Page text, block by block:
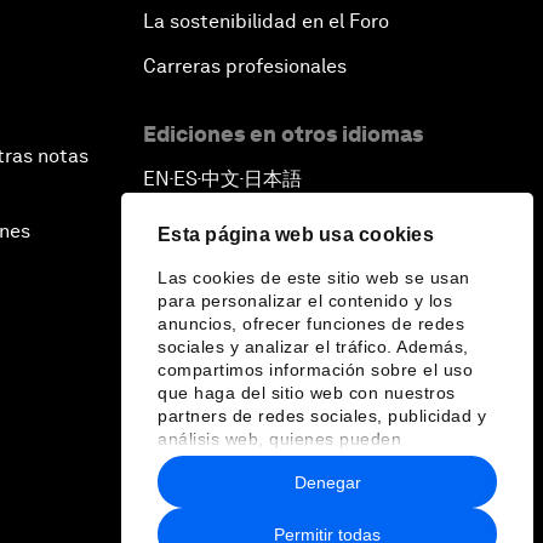
Esta página web usa cookies
Las cookies de este sitio web se usan
para personalizar el contenido y los
anuncios, ofrecer funciones de redes
sociales y analizar el tráfico. Además,
compartimos información sobre el uso
que haga del sitio web con nuestros
partners de redes sociales, publicidad y
análisis web, quienes pueden
combinarla con otra información que les
haya proporcionado o que hayan
recopilado a partir del uso que haya
hecho de sus servicios.
Permitir todas
Denegar
notas
La sostenibilidad en el Foro
Carreras profesionales
Ediciones en otros idiomas
EN ▪ ES▪中文▪ 日本語